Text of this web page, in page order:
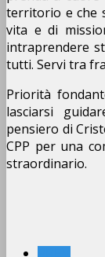
territorio e che
vita e di
intraprendere
tutti. Servi tra
Priorità
lasciarsi
pensiero di
CPP per una
straordinario.